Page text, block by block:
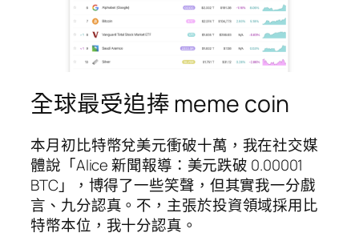
全球最受追捧 meme coin
本月初比特幣兌美元衝破十萬，我在社交媒
體說「Alice 新聞報導：美元跌破 0.00001
BTC」，博得了一些笑聲，但其實我一分戲
言、九分認真。不，主張於投資領域採用比
特幣本位，我十分認真。